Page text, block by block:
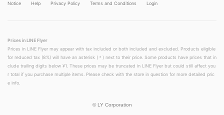
Notice Help Privacy Policy Terms and Conditions Login
Prices in LINE Flyer
Prices in LINE Flyer may appear with tax included or both included and excluded. Products eligible
for reduced tax (8%) will have an asterisk (＊) next to their price. Some products have prices that in
clude trailing digits below ¥1. These prices may be truncated in LINE Flyer but could still affect you
r total if you purchase multiple items. Please check with the store in question for more detailed pric
e info.
© LY Corporation